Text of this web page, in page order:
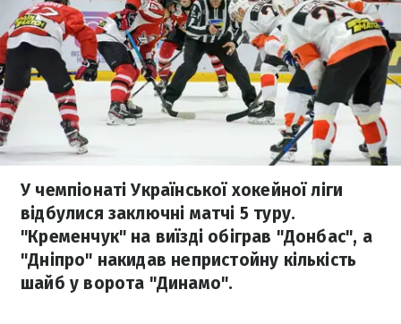
У чемпіонаті Української хокейної ліги
відбулися заключні матчі 5 туру.
"Кременчук" на виїзді обіграв "Донбас", а
"Дніпро" накидав непристойну кількість
шайб у ворота "Динамо".